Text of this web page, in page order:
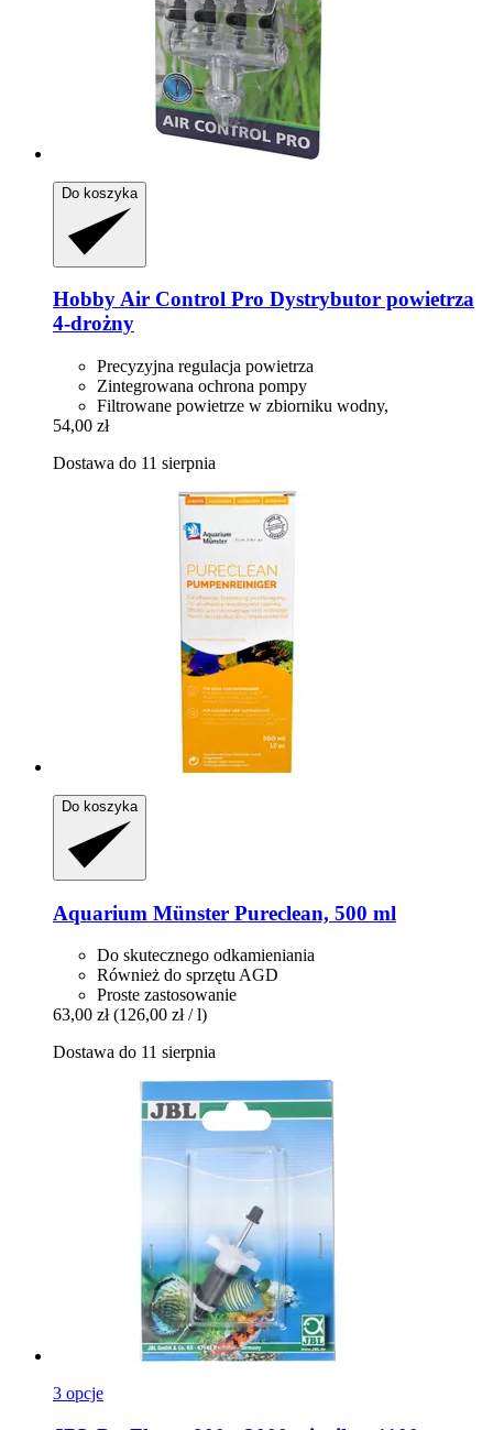
Do koszyka
HobbyAir Control Pro Dystrybutor powietrza
4-​drożny
Precyzyjna regulacja powietrza
Zintegrowana ochrona pompy
Filtrowane powietrze w zbiorniku wodny,
54,00 zł
Dostawa do 11 sierpnia
Do koszyka
Aquarium Münster Pureclean, 500 ml
Do skutecznego odkamieniania
Również do sprzętu AGD
Proste zastosowanie
63,00 zł (126,00 zł / l)
Dostawa do 11 sierpnia
3 opcje